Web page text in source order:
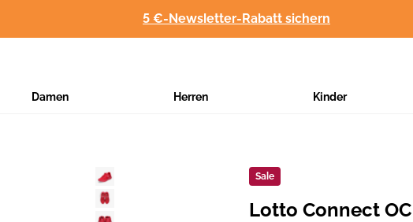
5 €-Newsletter-Rabatt sichern
Damen Herren Kinder
Sale
Hersteller
Lotto Connect